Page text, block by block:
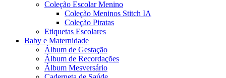
Coleção Escolar Menino
Coleção Meninos Stitch IA
Coleção Piratas
Etiquetas Escolares
Baby e Maternidade
Álbum de Gestação
Álbum de Recordações
Álbum Mesversário